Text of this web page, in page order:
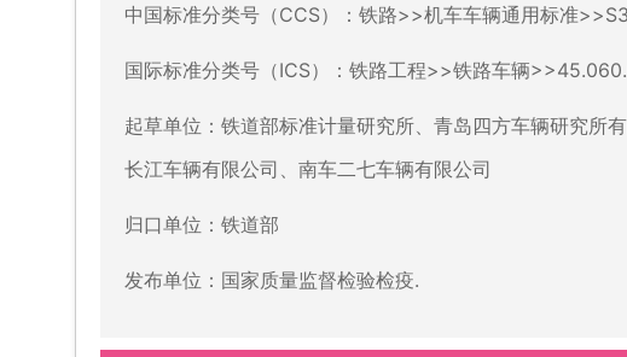
中国标准分类号（CCS）：铁路>>机车车辆通用标准
国际标准分类号（ICS）：铁路工程>>铁路车辆
起草单位：铁道部标准计量研究所、青岛四方车辆研究所
长江车辆有限公司、南车二七车辆有限公司
归口单位：铁道部
发布单位：国家质量监督检验检疫.